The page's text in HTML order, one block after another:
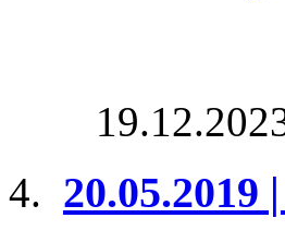
20.05.2019